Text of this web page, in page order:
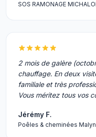
SOS RAMONAGE
2 mois de galère
chauffage. En deux
familiale et très
Vous méritez tous vos
Jérémy F.
Poêles & cheminées